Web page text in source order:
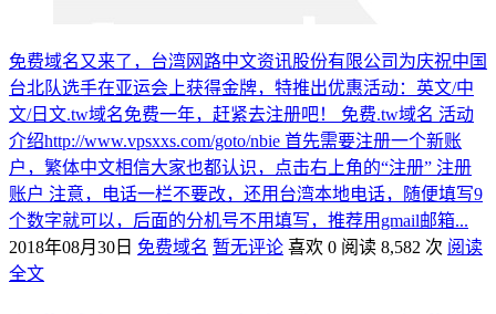
免费域名又来了，台湾网路中文资讯股份有限公司为庆祝中国
台北队选手在亚运会上获得金牌，特推出优惠活动：英文/中
文/日文.tw域名免费一年，赶紧去注册吧！ 免费.tw域名 活动
介绍http://www.vpsxxs.com/goto/nbie 首先需要注册一个新账
户，繁体中文相信大家也都认识，点击右上角的“注册” 注册
账户 注意，电话一栏不要改，还用台湾本地电话，随便填写9
个数字就可以，后面的分机号不用填写，推荐用gmail邮箱...
2018年08月30日 免费域名 暂无评论 喜欢 0 阅读 8,582 次 阅读
全文